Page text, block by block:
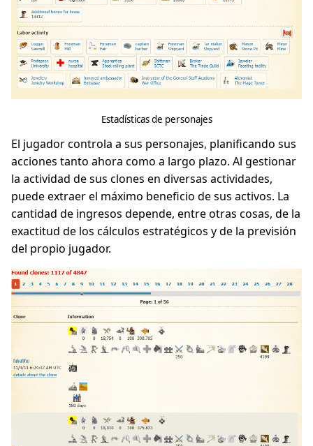
Estadísticas de personajes
El jugador controla a sus personajes, planificando sus
acciones tanto ahora como a largo plazo. Al gestionar
la actividad de sus clones en diversas actividades,
puede extraer el máximo beneficio de sus activos. La
cantidad de ingresos depende, entre otras cosas, de la
exactitud de los cálculos estratégicos y de la previsión
del propio jugador.